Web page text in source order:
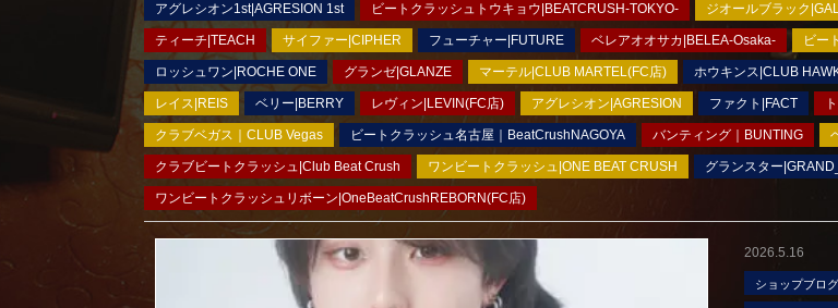
アグレシオン1st|AGRESION 1st ビートクラッシュトウキョウ|BEATCRUSH-TOKYO- ジオールブラック
ティーチ|TEACH サイファー|CIPHER フューチャー|FUTURE ベレアオオサカ|BELEA-Osaka- ビー
ロッシュワン|ROCHE ONE グランゼ|GLANZE マーテル|CLUB MARTEL(FC店) ホウキンス|CLUB
レイス|REIS ベリー|BERRY レヴィン|LEVIN(FC店) アグレシオン|AGRESION ファクト|FACT
クラブベガス｜CLUB Vegas ビートクラッシュ名古屋｜BeatCrushNAGOYA バンティング｜BUNTING
クラブビートクラッシュ|Club Beat Crush ワンビートクラッシュ|ONE BEAT CRUSH グランスター
ワンビートクラッシュリボーン|OneBeatCrushREBORN(FC店)
2026.5.16
ショップブログ